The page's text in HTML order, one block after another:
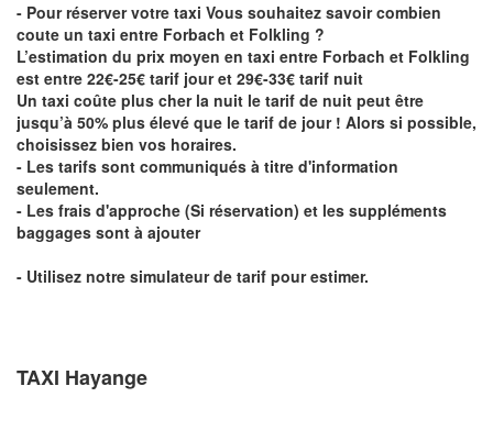
- Pour réserver votre taxi Vous souhaitez savoircombien
coute un taxi entre Forbach et Folkling ?
L’estimation du prix moyen en taxi entre Forbach et Folkling
est entre 22€-25€ tarif jour et 29€-33€ tarif nuit
Un taxi coûte plus cher la nuit le tarif de nuit peut être
jusqu’à 50% plus élevé que le tarif de jour ! Alors si possible,
choisissez bien vos horaires.
- Les tarifs sont communiqués à titre d'information
seulement.
- Les frais d'approche (Si réservation) et les suppléments
baggages sont à ajouter
- Utilisez notre simulateur de tarif pour estimer.
TAXI Hayange